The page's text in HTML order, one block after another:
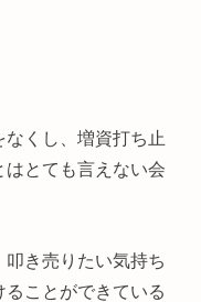
くし、増資打ち止
とても言えない会
き売りたい気持ち
ことができている